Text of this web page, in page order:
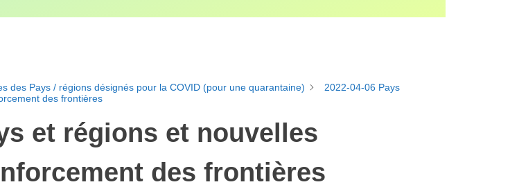
des Pays / régions désignés pour la COVID (pour une quarantaine)
2022-04-06 Pays
des frontières
et régions et nouvelles
des frontières